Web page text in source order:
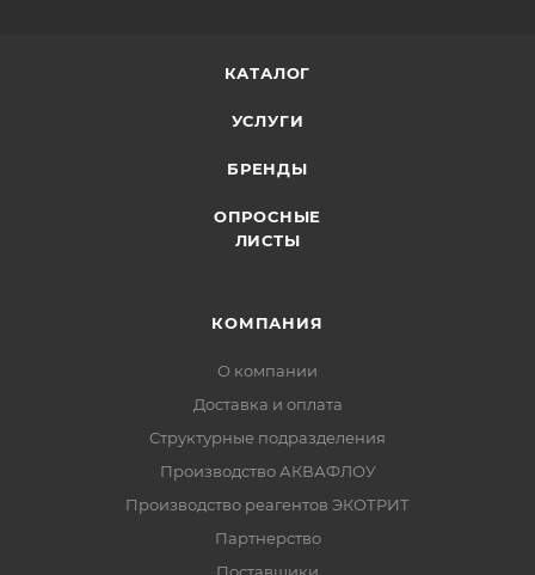
КАТАЛОГ
УСЛУГИ
БРЕНДЫ
ОПРОСНЫЕ
ЛИСТЫ
КОМПАНИЯ
О компании
Доставка и оплата
Структурные подразделения
Производство АКВАФЛОУ
Производство реагентов ЭКОТРИТ
Партнерство
Поставщики